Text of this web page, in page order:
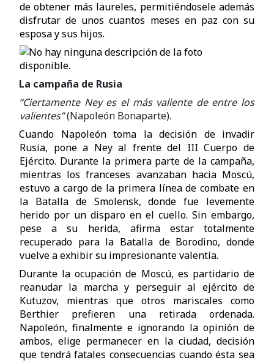
de obtener más laureles, permitiéndosele además
disfrutar de unos cuantos meses en paz con su
esposa y sus hijos.
La campaña de Rusia
“Ciertamente Ney es el más valiente de entre los
valientes”(Napoleón Bonaparte).
Cuando Napoleón toma la decisión de invadir
Rusia, pone a Ney al frente del III Cuerpo de
Ejército. Durante la primera parte de la campaña,
mientras los franceses avanzaban hacia Moscú,
estuvo a cargo de la primera línea de combate en
la Batalla de Smolensk, donde fue levemente
herido por un disparo en el cuello. Sin embargo,
pese a su herida, afirma estar totalmente
recuperado para la Batalla de Borodino, donde
vuelve a exhibir su impresionante valentía.
Durante la ocupación de Moscú, es partidario de
reanudar la marcha y perseguir al ejército de
Kutuzov, mientras que otros mariscales como
Berthier prefieren una retirada ordenada.
Napoleón, finalmente e ignorando la opinión de
ambos, elige permanecer en la ciudad, decisión
que tendrá fatales consecuencias cuando ésta sea